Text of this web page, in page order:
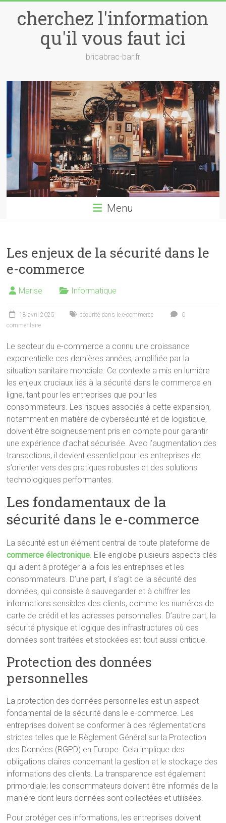
contentcherchez l'information
qu'il vous faut ici
bricabrac-bar.fr
Menu
Les enjeux de la sécurité dans le
e-commerce
Marise Informatique
18 avril 2025 sécurité dans le e-commerce
0
commentaire
Le secteur du e-commerce a connu une croissance
exponentielle ces dernières années, amplifiée par la
situation sanitaire mondiale. Ce contexte a mis en lumière
les enjeux cruciaux liés à la sécurité dans le commerce en
ligne, tant pour les entreprises que pour les
consommateurs. Les risques associés à cette expansion,
notamment en matière de cybersécurité et de logistique,
doivent être soigneusement pris en compte pour garantir
une expérience d’achat sécurisée. Avec l’augmentation des
transactions, il devient essentiel pour les entreprises de
s’orienter vers des pratiques robustes et des solutions
technologiques performantes.
Les fondamentaux de la
sécurité dans le e-commerce
La sécurité est un élément central de toute plateforme de
commerce électronique . Elle englobe plusieurs aspects clés
qui aident à protéger à la fois les entreprises et les
consommateurs. D’une part, il s’agit de la sécurité des
données, qui consiste à sauvegarder et à chiffrer les
informations sensibles des clients, comme les numéros de
carte de crédit et les adresses personnelles. D’autre part, la
sécurité physique et logique des infrastructures où ces
données sont traitées et stockées est tout aussi critique.
Protection des données
personnelles
La protection des données personnelles est un aspect
fondamental de la sécurité dans le e-commerce. Les
entreprises doivent se conformer à des réglementations
strictes telles que le Règlement Général sur la Protection
des Données (RGPD) en Europe. Cela implique des
obligations claires concernant la gestion et le stockage des
informations des clients. La transparence est également
primordiale; les consommateurs doivent être informés de la
manière dont leurs données sont collectées et utilisées.
Pour protéger ces informations, les entreprises doivent